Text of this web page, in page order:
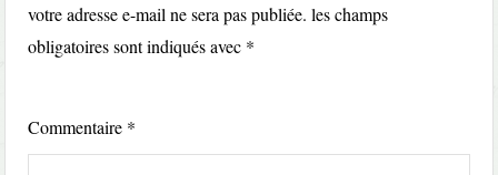
votre adresse e-mail ne sera pas publiée. les champs
obligatoires sont indiqués avec *
Commentaire *